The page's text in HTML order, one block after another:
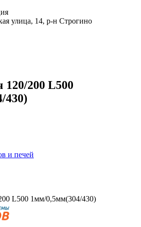
улица, 14, р-н Строгино
120/200 L500
430)
и печей
L500 1мм/0,5мм(304/430)